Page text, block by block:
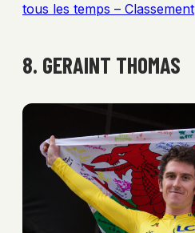
tous les temps – Classement
8. GERAINT THOMAS